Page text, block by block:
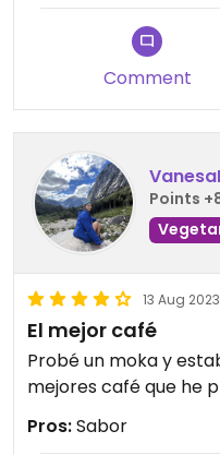
me comí un
Pedí un ciabatta
lo trajeron con queso
seguida (soy vegana
al mesero. Se lo llevó
en la cocina le
pero que harían uno
llegó tenía un queso
no sé para qué
es humano. Pero
delicioso.
Comment
Points
13 Aug 2023
El mejor café
Probé un moka y
mejores café que he
Pros:Sabor